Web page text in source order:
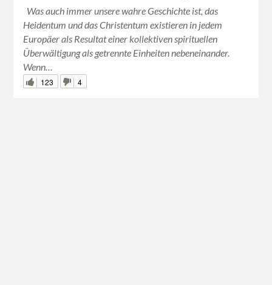
Was auch immer unsere wahre Geschichte ist, das
Heidentum und das Christentum existieren in jedem
Europäer als Resultat einer kollektiven spirituellen
Überwältigung als getrennte Einheiten nebeneinander.
Wenn…
123 4